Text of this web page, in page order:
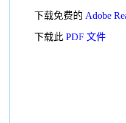
下载免费的 Adobe
下载此 PDF 文件